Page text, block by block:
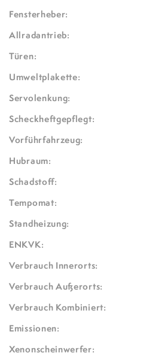
Fensterheber:
Allradantrieb:
Türen:
Umweltplakette:
Servolenkung:
Scheckheftgepflegt:
Vorführfahrzeug:
Hubraum:
Schadstoff:
Tempomat:
Standheizung:
ENKVK:
Verbrauch Innerorts:
Verbrauch Außerorts:
Verbrauch Kombiniert:
Emissionen:
Xenonscheinwerfer: